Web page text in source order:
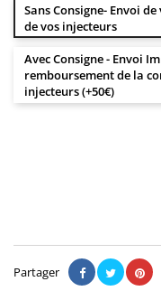
Sans Consigne- Envoi
de vos injecteurs
Avec Consigne - Envoi
remboursement de la
injecteurs (+50€)
Partager